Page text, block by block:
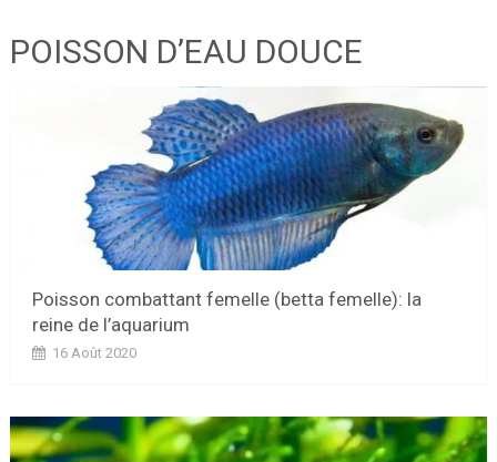
POISSON D’EAU DOUCE
Poisson combattant femelle (betta femelle): la
reine de l’aquarium
16 Août 2020